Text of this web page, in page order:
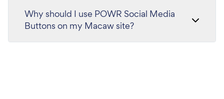
Why should I use POWR Social Media
Buttons on my Macaw site?